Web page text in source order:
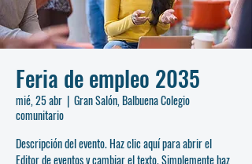
Feria de empleo 2035
mié, 25 abr
  |
Gran Salón, Balbuena Colegio
comunitario
Descripción del evento. Haz clic aquí para abrir el
Editor de eventos y cambiar el texto. Simplemente haz